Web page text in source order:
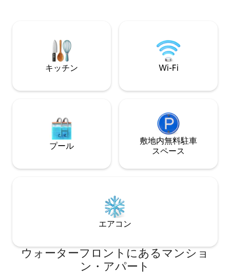
お楽しみください。 8X12のバンキー
利用可能になりま
ただけます（2段
100ドル。
キッチン Wi-Fi
プール
敷地内無料駐⁠車
ス⁠ペ⁠ー⁠ス
エアコン
ウォーターフロントにあるマンショ
ン・アパート